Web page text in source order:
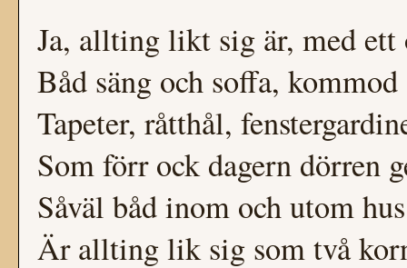
Ja, allting likt sig är, med ett
Båd säng och soffa,
Tapeter, råtthål,
Som förr ock dagern dörren
Såväl båd inom och utom hus
Är allting lik sig som två